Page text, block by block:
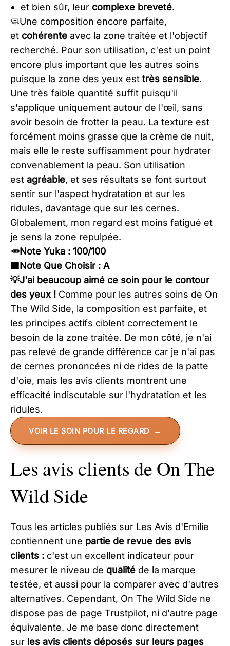
et bien sûr, leur complexe breveté.
​🧼Une composition encore parfaite,
et cohérente avec la zone traitée et l'objectif
recherché. Pour son utilisation, c'est un point
encore plus important que les autres soins
puisque la zone des yeux est très sensible.
Une très faible quantité suffit puisqu'il
s'applique uniquement autour de l'œil, sans
avoir besoin de frotter la peau. La texture est
forcément moins grasse que la crème de nuit,
mais elle le reste suffisamment pour hydrater
convenablement la peau. Son utilisation
est agréable, et ses résultats se font surtout
sentir sur l'aspect hydratation et sur les
ridules, davantage que sur les cernes.
Globalement, mon regard est moins fatigué et
je sens la zone repulpée.
🥕Note Yuka : 100/100
🟦Note Que Choisir : A​
​💡J'ai beaucoup aimé ce soin pour le contour
des yeux ! Comme pour les autres soins de On
The Wild Side, la composition est parfaite, et
les principes actifs ciblent correctement le
besoin de la zone traitée. De mon côté, je n'ai
pas relevé de grande différence car je n'ai pas
de cernes prononcées ni de rides de la patte
d'oie, mais les avis clients montrent une
efficacité indiscutable sur l'hydratation et les
ridules.
VOIR LE SOIN POUR LE REGARD
Les avis clients de On The
Wild Side
Tous les articles publiés sur Les Avis d'Emilie
contiennent une partie de revue des avis
clients : c'est un excellent indicateur pour
mesurer le niveau de qualité de la marque
testée, et aussi pour la comparer avec d'autres
alternatives. Cependant, On The Wild Side ne
dispose pas de page Trustpilot, ni d'autre page
équivalente. Je me base donc directement
sur les avis clients déposés sur leurs pages